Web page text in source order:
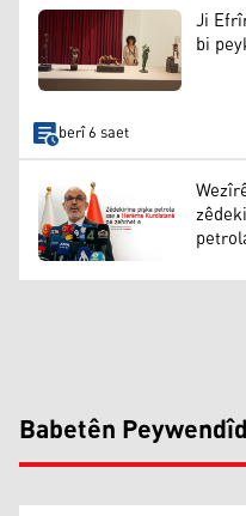
Ji
bi
berî 6 saet
Babetên